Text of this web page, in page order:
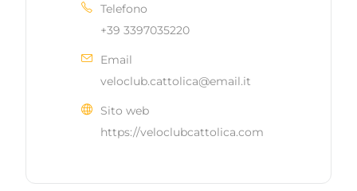
Telefono
+39 3397035220
Email
veloclub.cattolica@email.it
Sito web
https://veloclubcattolica.com